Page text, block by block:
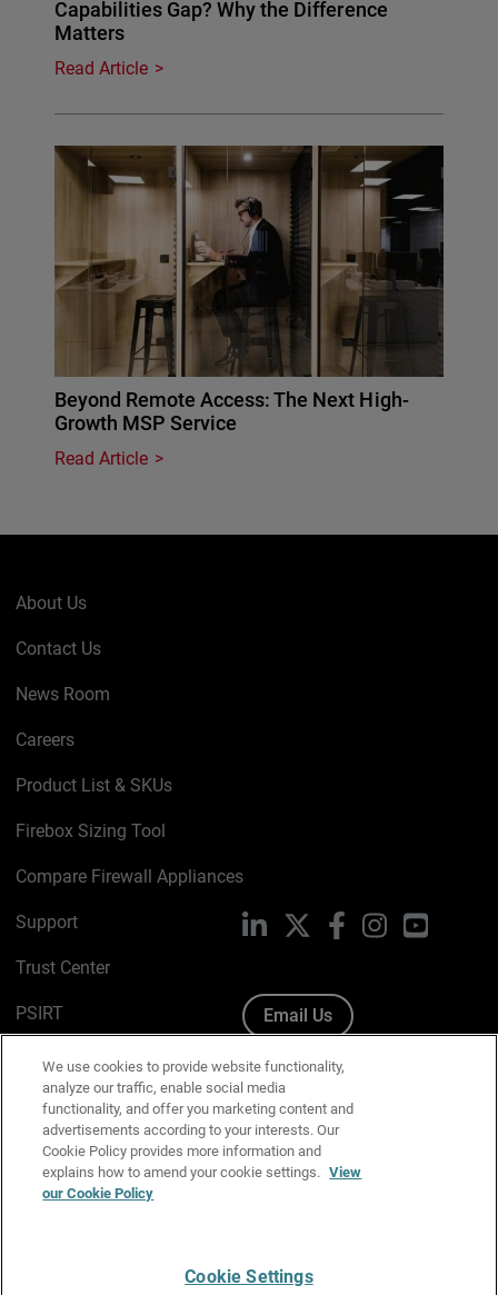
Capabilities Gap? Why the Difference
Matters
Read Article
Beyond Remote Access: The Next High-
Growth MSP Service
Read Article
About Us
Contact Us
News Room
Careers
Product List & SKUs
Firebox Sizing Tool
Compare Firewall Appliances
Support
Trust Center
PSIRT
Cookie Policy
Privacy Policy
Media & Brand Kit
Manage Email Preferences
LinkedIn FacebookInstagramYouTube
Email Us
We use cookies to provide website functionality,
analyze our traffic, enable social media
functionality, and offer you marketing content and
advertisements according to your interests. Our
Cookie Policy provides more information and
explains how to amend your cookie settings. View
our Cookie Policy
Cookie Settings